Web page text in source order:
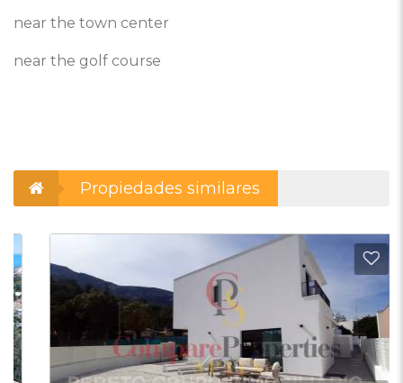
near the town center
near the golf course
Propiedades similares
a favoritos